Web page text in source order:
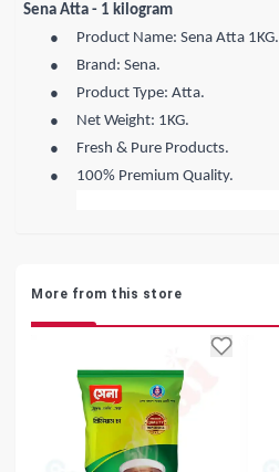
Sena Atta - 1 kilogram
● Product Name: Sena Atta 1KG.
● Brand: Sena.
● Product Type: Atta.
● Net Weight: 1KG.
● Fresh & Pure Products.
● 100% Premium Quality.
More from this store